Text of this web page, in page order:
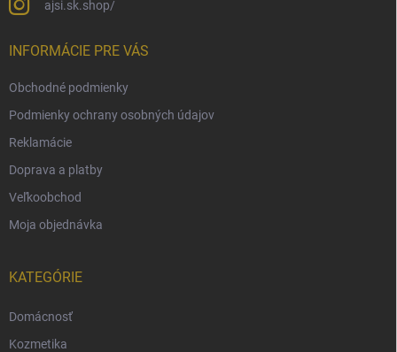
ajsi.sk.shop/
INFORMÁCIE PRE VÁS
Obchodné podmienky
Podmienky ochrany osobných údajov
Reklamácie
Doprava a platby
Veľkoobchod
Moja objednávka
KATEGÓRIE
Domácnosť
Kozmetika